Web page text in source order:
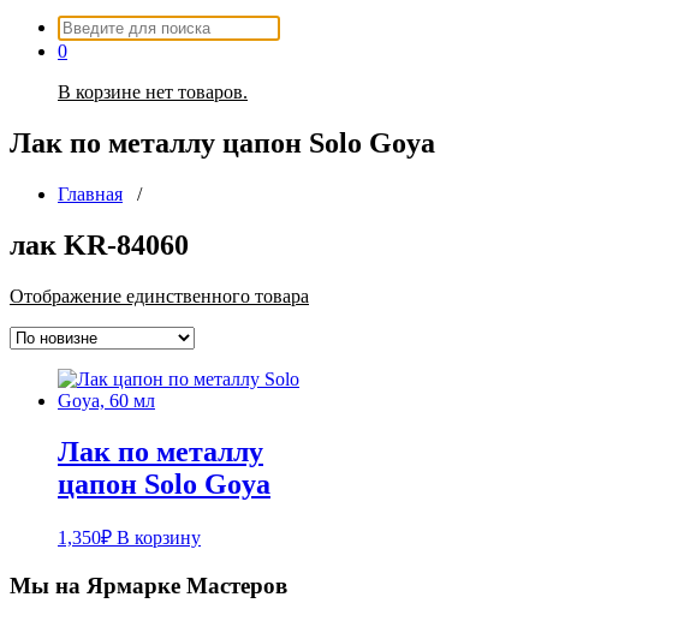
Искать:
0
В корзине нет товаров.
Лак по металлу цапон Solo Goya
Главная /
лак KR-84060
Отображение единственного товара
Лак по металлу
цапон Solo Goya
1,350₽ В корзину
Мы на Ярмарке Мастеров